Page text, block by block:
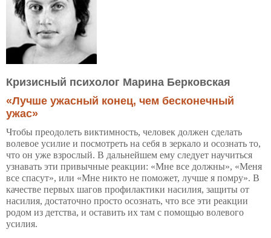
Кризисный психолог Марина Берковская
«Лучше ужасный конец, чем бесконечный
ужас»
Чтобы преодолеть виктимность, человек должен сделать
волевое усилие и посмотреть на себя в зеркало и осознать то,
что он уже взрослый. В дальнейшем ему следует научиться
узнавать эти привычные реакции: «Мне все должны», «Меня
все спасут», или «Мне никто не поможет, лучше я помру». В
качестве первых шагов профилактики насилия, защиты от
насилия, достаточно просто осознать, что все эти реакции
родом из детства, и оставить их там с помощью волевого
усилия.